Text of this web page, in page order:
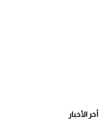
أخر الأخبار